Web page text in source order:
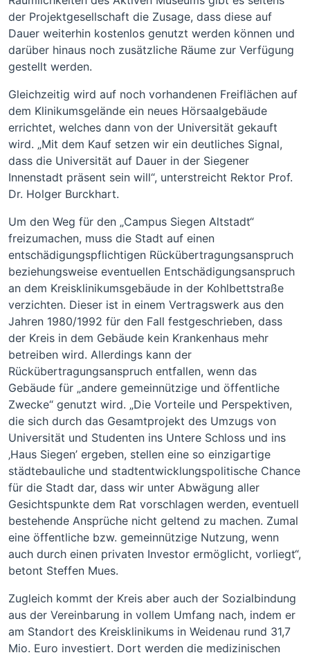
der Projektgesellschaft die Zusage, dass diese auf
Dauer weiterhin kostenlos genutzt werden können und
darüber hinaus noch zusätzliche Räume zur Verfügung
gestellt werden.
Gleichzeitig wird auf noch vorhandenen Freiflächen auf
dem Klinikumsgelände ein neues Hörsaalgebäude
errichtet, welches dann von der Universität gekauft
wird. „Mit dem Kauf setzen wir ein deutliches Signal,
dass die Universität auf Dauer in der Siegener
Innenstadt präsent sein will“, unterstreicht Rektor Prof.
Dr. Holger Burckhart.
Um den Weg für den „Campus Siegen Altstadt“
freizumachen, muss die Stadt auf einen
entschädigungspflichtigen Rückübertragungsanspruch
beziehungsweise eventuellen Entschädigungsanspruch
an dem Kreisklinikumsgebäude in der Kohlbettstraße
verzichten. Dieser ist in einem Vertragswerk aus den
Jahren 1980/1992 für den Fall festgeschrieben, dass
der Kreis in dem Gebäude kein Krankenhaus mehr
betreiben wird. Allerdings kann der
Rückübertragungsanspruch entfallen, wenn das
Gebäude für „andere gemeinnützige und öffentliche
Zwecke“ genutzt wird. „Die Vorteile und Perspektiven,
die sich durch das Gesamtprojekt des Umzugs von
Universität und Studenten ins Untere Schloss und ins
‚Haus Siegen’ ergeben, stellen eine so einzigartige
städtebauliche und stadtentwicklungspolitische Chance
für die Stadt dar, dass wir unter Abwägung aller
Gesichtspunkte dem Rat vorschlagen werden, eventuell
bestehende Ansprüche nicht geltend zu machen. Zumal
eine öffentliche bzw. gemeinnützige Nutzung, wenn
auch durch einen privaten Investor ermöglicht, vorliegt“,
betont Steffen Mues.
Zugleich kommt der Kreis aber auch der Sozialbindung
aus der Vereinbarung in vollem Umfang nach, indem er
am Standort des Kreisklinikums in Weidenau rund 31,7
Mio. Euro investiert. Dort werden die medizinischen